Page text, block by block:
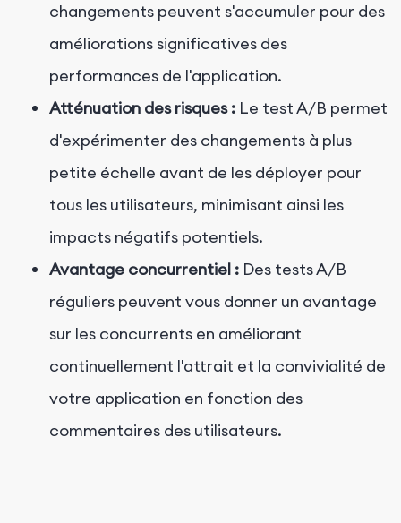
changements peuvent s'accumuler pour des
améliorations significatives des
performances de l'application.
Atténuation des risques : Le test A/B permet
d'expérimenter des changements à plus
petite échelle avant de les déployer pour
tous les utilisateurs, minimisant ainsi les
impacts négatifs potentiels.
Avantage concurrentiel : Des tests A/B
réguliers peuvent vous donner un avantage
sur les concurrents en améliorant
continuellement l'attrait et la convivialité de
votre application en fonction des
commentaires des utilisateurs.